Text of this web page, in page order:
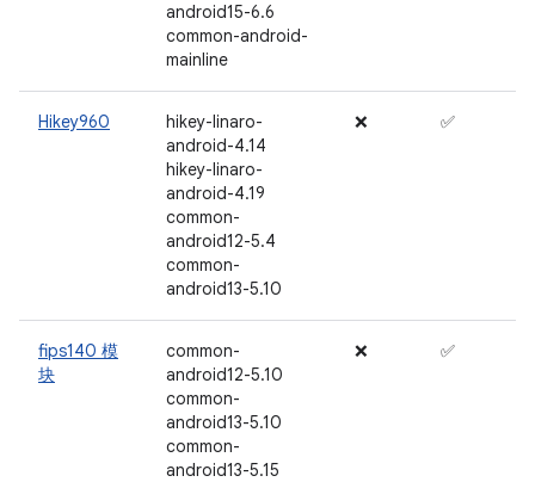
android15-6.6
common-android-
mainline
Hikey960
hikey-linaro-
android-4.14
hikey-linaro-
android-4.19
common-
android12-5.4
common-
android13-5.10
❌ ✅
fips140 模
块
common-
android12-5.10
common-
android13-5.10
common-
android13-5.15
❌ ✅